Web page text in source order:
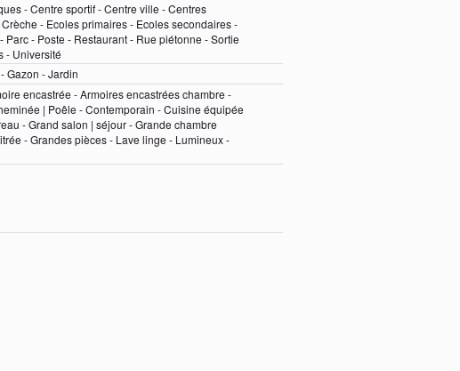
- Centre sportif - Centre ville - Centres
- Ecoles primaires - Ecoles secondaires -
Parc - Poste - Restaurant - Rue piétonne - Sortie
- Université
Gazon - Jardin
encastrée - Armoires encastrées chambre -
| Poêle - Contemporain - Cuisine équipée
- Grand salon | séjour - Grande chambre
- Grandes pièces - Lave linge - Lumineux -